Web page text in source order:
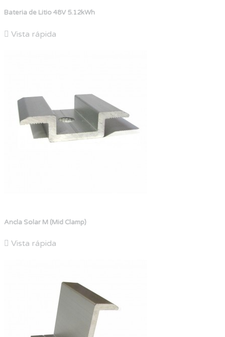
Bateria de Litio 48V 5.12kWh
 Vista rápida
Ancla Solar M (Mid Clamp)
 Vista rápida